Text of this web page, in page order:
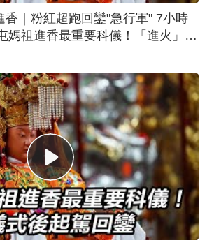
香｜粉紅超跑回鑾"急行軍" 7小時
媽祖進香最重要科儀！「進火」儀